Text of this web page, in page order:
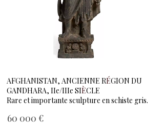
AFGHANISTAN, ANCIENNE RÉGION DU
GANDHARA, IIe/IIIe SIÈCLE
Rare et importante sculpture en schiste gris.
60 000 €